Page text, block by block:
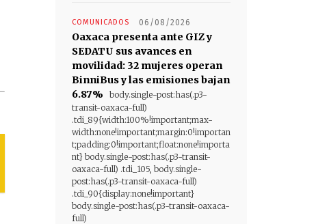
COMUNICADOS 06/08/2026
Oaxaca presenta ante GIZ y
SEDATU sus avances en
movilidad: 32 mujeres operan
BinniBus y las emisiones bajan
6.87%
body.single-post:has(.p3-
transit-oaxaca-full)
.tdi_89{width:100%!important;max-
width:none!important;margin:0!importan
t;padding:0!important;float:none!importa
nt} body.single-post:has(.p3-transit-
oaxaca-full) .tdi_105, body.single-
post:has(.p3-transit-oaxaca-full)
.tdi_90{display:none!important}
body.single-post:has(.p3-transit-oaxaca-
full)